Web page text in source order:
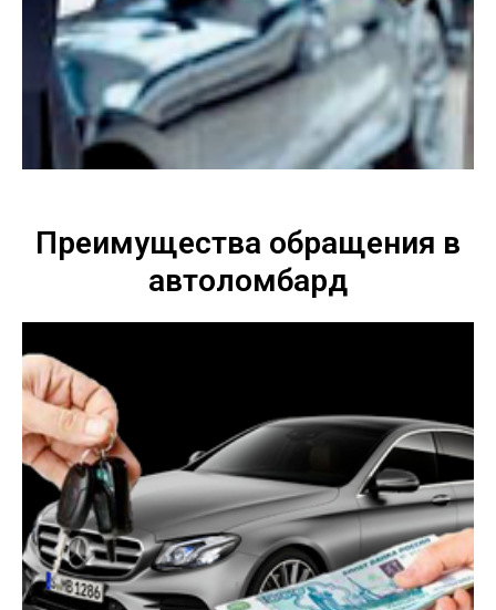
Преимущества обращения в
автоломбард